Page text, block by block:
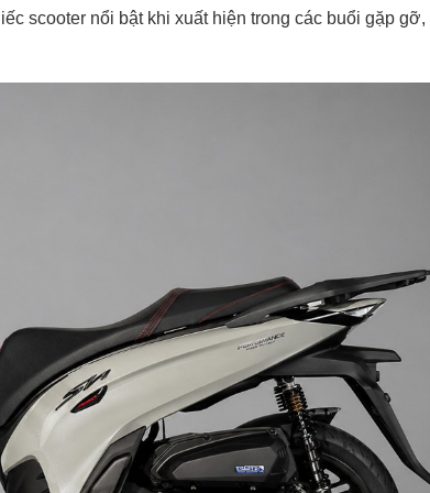
scooter nổi bật khi xuất hiện trong các buổi gặp gỡ,